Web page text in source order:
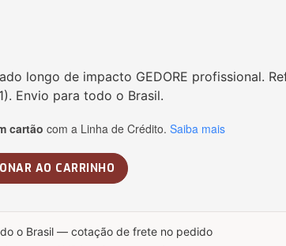
longo de impacto GEDORE profissional.
Envio para todo o Brasil.
cartão com a Linha de Crédito. Saiba mais
AO CARRINHO
o Brasil — cotação de frete no pedido